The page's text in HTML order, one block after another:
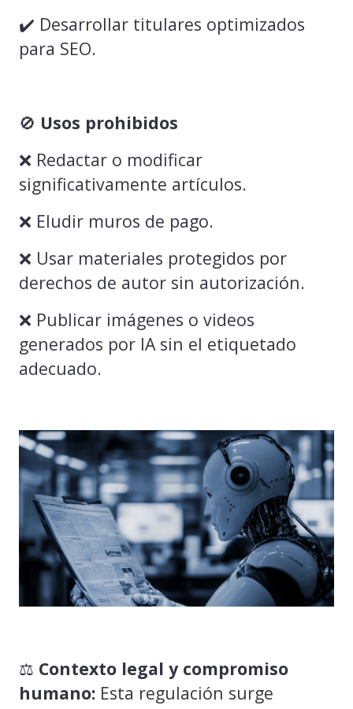
✔️ Desarrollar titulares optimizados
para SEO.
🚫 Usos prohibidos
❌ Redactar o modificar
significativamente artículos.
❌ Eludir muros de pago.
❌ Usar materiales protegidos por
derechos de autor sin autorización.
❌ Publicar imágenes o videos
generados por IA sin el etiquetado
adecuado.
⚖️ Contexto legal y compromiso
humano: Esta regulación surge